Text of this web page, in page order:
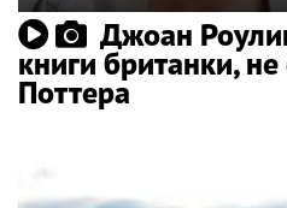
Джоан
книги британки, не
Поттера